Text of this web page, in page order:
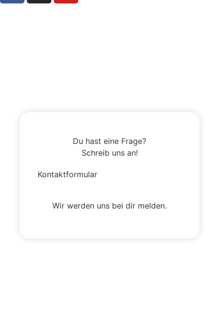
Du hast eine Frage?
Schreib uns an!
Kontaktformular
Wir werden uns bei dir melden.